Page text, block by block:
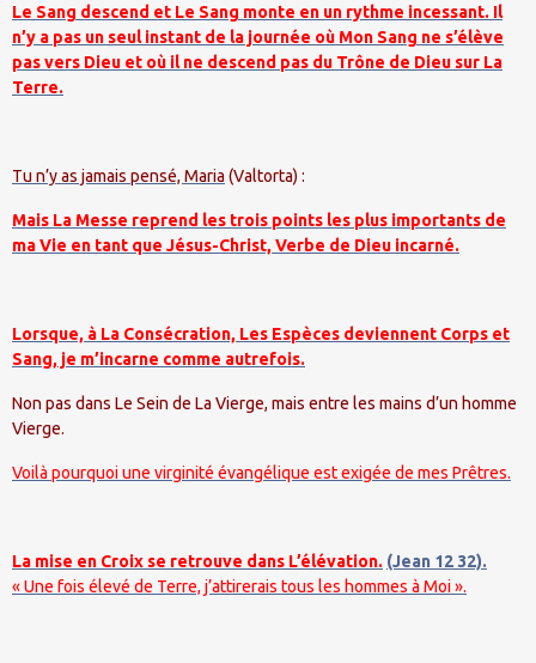
Le Sang descend et Le Sang monte en un rythme incessant. Il
n’y a pas un seul instant de la journée où Mon Sang ne s’élève
pas vers Dieu et où il ne descend pas du Trône de Dieu sur La
Terre.
Tu n’y as jamais pensé, Maria (Valtorta) :
Mais La Messe reprend les trois points les plus importants de
ma Vie en tant que Jésus-Christ, Verbe de Dieu incarné.
Lorsque, à La Consécration, Les Espèces deviennent Corps et
Sang, je m’incarne comme autrefois.
Non pas dans Le Sein de La Vierge, mais entre les mains d’un homme
Vierge.
Voilà pourquoi une virginité évangélique est exigée de mes Prêtres.
La mise en Croix se retrouve dans L’élévation. (Jean 12 32).
« Une fois élevé de Terre, j’attirerais tous les hommes à Moi ».